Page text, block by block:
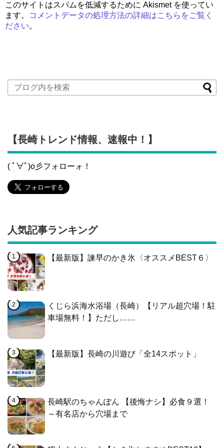
このサイトはスパムを低減するために Akismet を使ってい
ます。
コメントデータの処理方法の詳細はこちらをご覧く
ださい。
【長崎トレンド情報、速報中！】
( ﾟ∀ﾟ)o彡フォローォ！
人気記事ランキング
【最新版】諫早のかき氷〈オススメBEST６〉
くじら浜海水浴場（長崎）【リアル超穴場！駐
車場無料！】ただし……
【最新版】長崎の川遊び「全14スポット」
長崎駅のちゃんぽん 【後悔ナシ】必食９選！
～有名店から穴場まで